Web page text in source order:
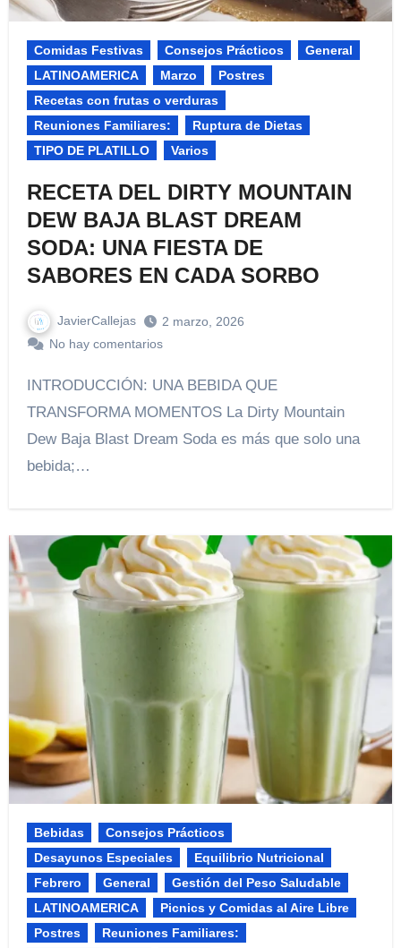
Comidas Festivas​ Consejos Prácticos
General
LATINOAMERICA
Marzo
Postres
Recetas con frutas o verduras
Reuniones Familiares:​
Ruptura de Dietas
TIPO DE PLATILLO
Varios
RECETA DEL DIRTY MOUNTAIN
DEW BAJA BLAST DREAM
SODA: UNA FIESTA DE
SABORES EN CADA SORBO
JavierCallejas
2 marzo, 2026
No hay comentarios
INTRODUCCIÓN: UNA BEBIDA QUE
TRANSFORMA MOMENTOS La Dirty Mountain
Dew Baja Blast Dream Soda es más que solo una
bebida;…
Bebidas
Consejos Prácticos
Desayunos Especiales
Equilibrio Nutricional​
Febrero
General
Gestión del Peso Saludable
LATINOAMERICA
Picnics y Comidas al Aire Libre​
Postres
Reuniones Familiares:​